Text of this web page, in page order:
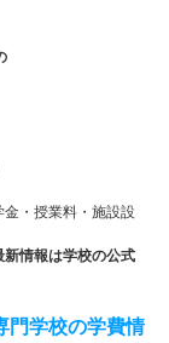
・授業料・施設設
情報は学校の公式
門学校の学費情